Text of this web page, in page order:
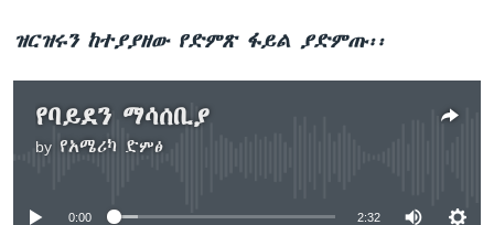
ዝርዝሩን ከተያያዘው የድምጽ ፋይል ያድምጡ፡፡
የባይደን ማሳሰቢያ
by የአሜሪካ ድምፅ
No media source currently available
0:00 2:32